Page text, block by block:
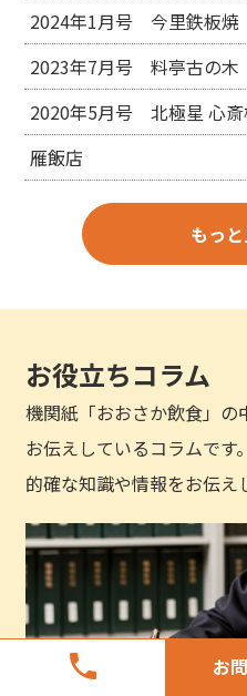
phone お
2024年1月号 今里鉄板焼
2023年7月号 料亭古の木
2020年5月号 北極星 心斎
雁飯店
もっ
お役立ちコラム
機関紙「おおさか飲食」の
お伝えしているコラムです
的確な知識や情報をお伝え